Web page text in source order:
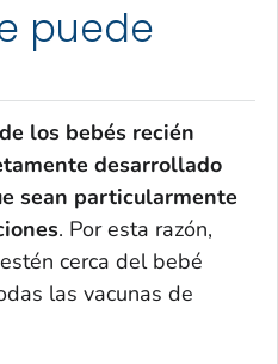
puede
los bebés recién
desarrollado
sean particularmente
. Por esta razón,
cerca del bebé
las vacunas de